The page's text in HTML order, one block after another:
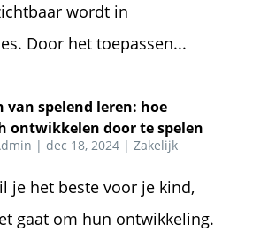
wordt in
Door het toepassen...
van spelend leren: hoe
ontwikkelen door te spelen
| dec 18, 2024| Zakelijk
je het beste voor je kind,
gaat om hun ontwikkeling.